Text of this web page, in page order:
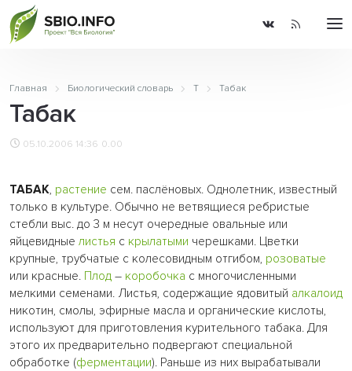
Главная Биологический словарь Т Табак
Табак
05.10.2006 14:36 0.00
ТАБАК, растение сем. паслёновых. Однолетник, известный
только в культуре. Обычно не ветвящиеся ребристые
стебли выс. до 3 м несут очередные овальные или
яйцевидные листья с крылатыми черешками. Цветки
крупные, трубчатые с колесовидным отгибом, розоватые
или красные. Плод – коробочка с многочисленными
мелкими семенами. Листья, содержащие ядовитый алкалоид
никотин, смолы, эфирные масла и органические кислоты,
используют для приготовления курительного табака. Для
этого их предварительно подвергают специальной
обработке (ферментации). Раньше из них вырабатывали